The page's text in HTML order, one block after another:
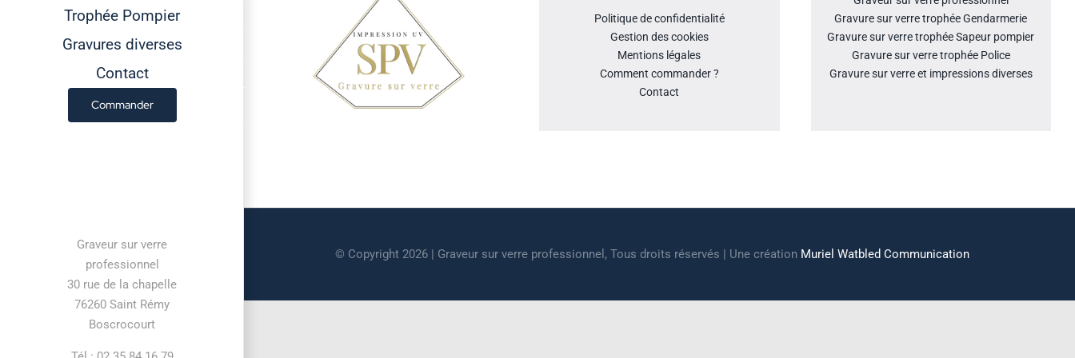
Trophée Pompier
Gravures diverses
Contact
Commander
Graveur sur verre
professionnel
30 rue de la chapelle
76260 Saint Rémy
Boscrocourt
Politique de confidentialité
Gestion des cookies
Mentions légales
Comment commander ?
Contact
Gravure sur verre trophée Gendarmerie
Gravure sur verre trophée Sapeur pompier
Gravure sur verre trophée Police
Gravure sur verre et impressions diverses
© Copyright 2026 | Graveur sur verre professionnel, Tous droits réservés | Une création Muriel Watbled Communication